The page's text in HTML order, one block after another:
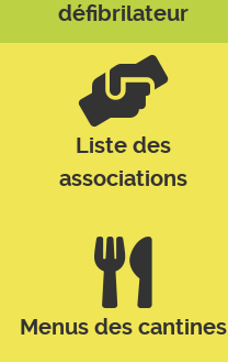
défibrilateur
Liste des
associations
Menus des cantines